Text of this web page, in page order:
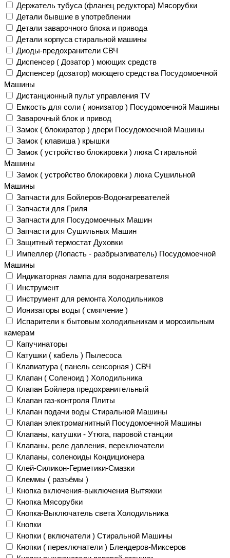
Держатель тубуса (фланец редуктора) Мясорубки
Детали бывшие в употреблении
Детали заварочного блока и привода
Детали корпуса стиральной машины
Диоды-предохранители СВЧ
Диспенсер ( Дозатор ) моющих средств
Диспенсер (дозатор) моющего средства Посудомоечной
Машины
Дистанционный пульт управления TV
Емкость для соли ( ионизатор ) Посудомоечной Машины
Заварочный блок и привод
Замок ( блокиратор ) двери Посудомоечной Машины
Замок ( клавиша ) крышки
Замок ( устройство блокировки ) люка Стиральной
Машины
Замок ( устройство блокировки ) люка Сушильной
Машины
Запчасти для Бойлеров-Водонагревателей
Запчасти для Гриля
Запчасти для Посудомоечных Машин
Запчасти для Сушильных Машин
Защитный термостат Духовки
Импеллер (Лопасть - разбрызгиватель) Посудомоечной
Машины
Индикаторная лампа для водонагревателя
Инструмент
Инструмент для ремонта Холодильников
Ионизаторы воды ( смягчение )
Испарители к бытовым холодильникам и морозильным
камерам
Капучинаторы
Катушки ( кабель ) Пылесоса
Клавиатура ( панель сенсорная ) СВЧ
Клапан ( Соленоид ) Холодильника
Клапан Бойлера предохранительный
Клапан газ-контроля Плиты
Клапан подачи воды Стиральной Машины
Клапан электромагнитный Посудомоечной Машины
Клапаны, катушки - Утюга, паровой станции
Клапаны, реле давления, переключатели
Клапаны, соленоиды Кондиционера
Клей-Силикон-Герметики-Смазки
Клеммы ( разъёмы )
Кнопка включения-выключения Вытяжки
Кнопка Мясорубки
Кнопка-Выключатель света Холодильника
Кнопки
Кнопки ( включатели ) Стиральной Машины
Кнопки ( переключатели ) Блендеров-Миксеров